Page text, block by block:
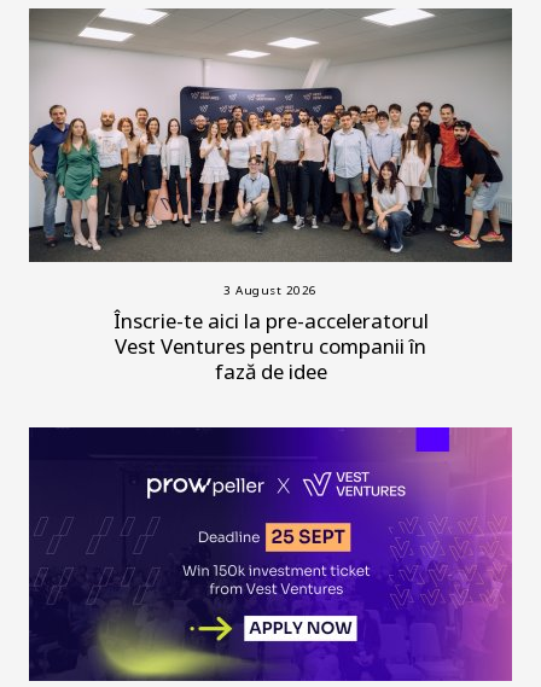
3 August 2026
Înscrie-te aici la pre-acceleratorul
Vest Ventures pentru companii în
fază de idee